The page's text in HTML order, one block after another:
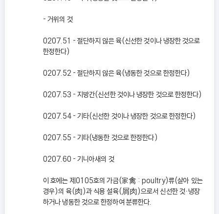
- 거위의 것
0207.51 - 절단하지 않은 육(신선한 것이나 냉장한 것으로
한정한다)
0207.52 - 절단하지 않은 육(냉동한 것으로 한정한다)
0207.53 - 지방간(신선한 것이나 냉장한 것으로 한정한다)
0207.54 - 기타(신선한 것이나 냉장한 것으로 한정한다)
0207.55 - 기타(냉동한 것으로 한정한다)
0207.60 - 기니아새의 것
이 호에는 제0105호의 가금(家禽 : poultry)류(살아 있는
경우)의 육(肉)과 식용 설육(屑肉)으로서 신선한 것ㆍ냉장
하거나 냉동한 것으로 한정하여 분류한다.